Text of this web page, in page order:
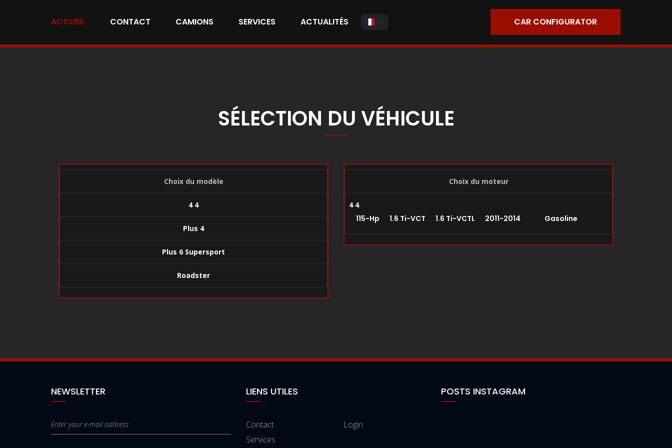
ACCUEIL CONTACT CAMIONS SERVICES ACTUALITÉS FR CAR CONFIGURATOR
SÉLECTION DU VÉHICULE
Choix du modèle
4 4
Plus 4
Plus 6 Supersport
Roadster
Choix du moteur
4 4
115-Hp 1.6 Ti-VCT 1.6 Ti-VCTL 2011-2014 Gasoline
NEWSLETTER LIENS UTILES
Contact
Services
Login
POSTS INSTAGRAM